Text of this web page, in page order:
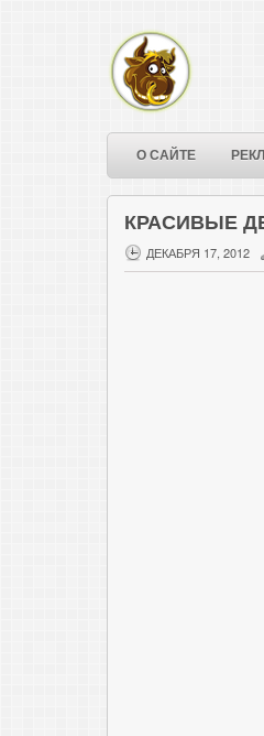
О САЙТЕ
КРАСИВЫЕ
ДЕКАБРЯ 17, 2012